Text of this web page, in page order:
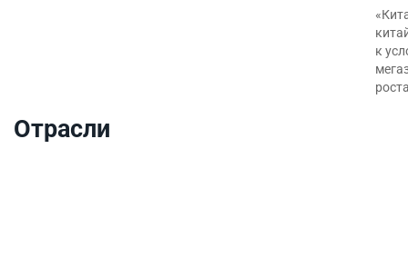
к
Отрасли